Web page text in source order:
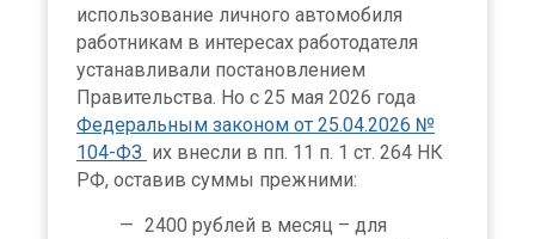
использование личного автомобиля
работникам в интересах работодателя
устанавливали постановлением
Правительства. Но с 25 мая 2026 года
Федеральным законом от 25.04.2026 №
104-ФЗ их внесли в пп. 11 п. 1 ст. 264 НК
РФ, оставив суммы прежними:
2400 рублей в месяц – для